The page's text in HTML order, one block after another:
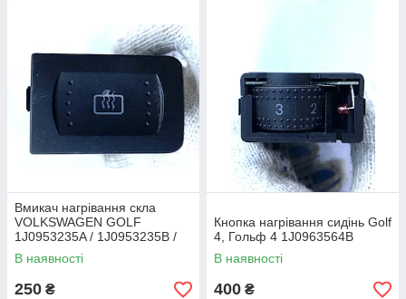
Вмикач нагрівання скла
VOLKSWAGEN GOLF
1J0953235A / 1J0953235B /
6N0959621B / 1J0959621B
В наявності
250 ₴
Кнопка нагрівання сидінь Golf
4, Гольф 4 1J0963564B
В наявності
400 ₴